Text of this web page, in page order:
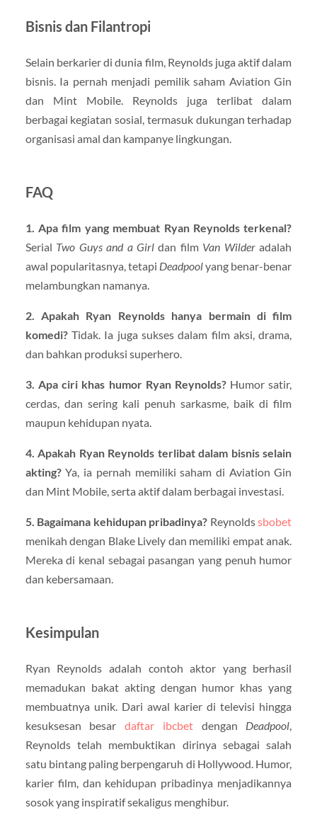
Bisnis dan Filantropi
Selain berkarier di dunia film, Reynolds juga aktif dalam
bisnis. Ia pernah menjadi pemilik saham Aviation Gin
dan Mint Mobile. Reynolds juga terlibat dalam
berbagai kegiatan sosial, termasuk dukungan terhadap
organisasi amal dan kampanye lingkungan.
FAQ
1. Apa film yang membuat Ryan Reynolds terkenal?
Serial Two Guys and a Girl dan film Van Wilderadalah
awal popularitasnya, tetapi Deadpoolyang benar-benar
melambungkan namanya.
2. Apakah Ryan Reynolds hanya bermain di film
komedi?Tidak. Ia juga sukses dalam film aksi, drama,
dan bahkan produksi superhero.
3. Apa ciri khas humor Ryan Reynolds?Humor satir,
cerdas, dan sering kali penuh sarkasme, baik di film
maupun kehidupan nyata.
4. Apakah Ryan Reynolds terlibat dalam bisnis selain
akting?Ya, ia pernah memiliki saham di Aviation Gin
dan Mint Mobile, serta aktif dalam berbagai investasi.
5. Bagaimana kehidupan pribadinya? Reynoldssbobet
menikah dengan Blake Lively dan memiliki empat anak.
Mereka di kenal sebagai pasangan yang penuh humor
dan kebersamaan.
Kesimpulan
Ryan Reynolds adalah contoh aktor yang berhasil
memadukan bakat akting dengan humor khas yang
membuatnya unik. Dari awal karier di televisi hingga
kesuksesan besardaftar ibcbetdengan Deadpool,
Reynolds telah membuktikan dirinya sebagai salah
satu bintang paling berpengaruh di Hollywood. Humor,
karier film, dan kehidupan pribadinya menjadikannya
sosok yang inspiratif sekaligus menghibur.